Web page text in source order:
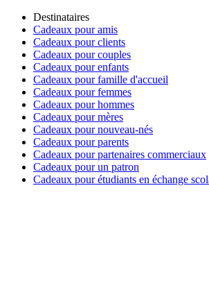
Destinataires
Cadeaux pour amis
Cadeaux pour clients
Cadeaux pour couples
Cadeaux pour enfants
Cadeaux pour famille d'accueil
Cadeaux pour femmes
Cadeaux pour hommes
Cadeaux pour mères
Cadeaux pour nouveau-nés
Cadeaux pour parents
Cadeaux pour partenaires commerciaux
Cadeaux pour un patron
Cadeaux pour étudiants en échange